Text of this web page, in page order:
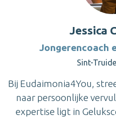
Jessica
Jongerencoach
Sint-
Bij Eudaimonia4You,
naar persoonlijke
expertise ligt in